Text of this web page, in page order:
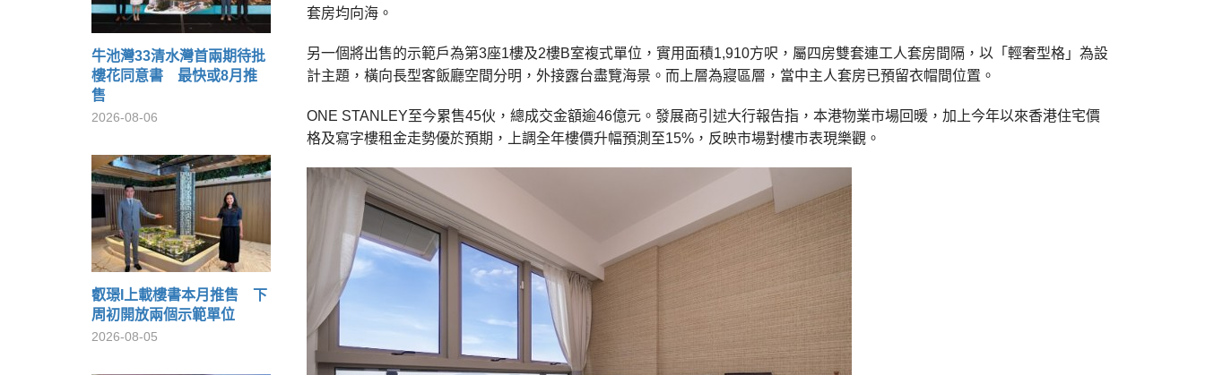
牛池灣33清水灣首兩期待批
樓花同意書 最快或8月推
售
2026-08-06
叡璟I上載樓書本月推售 下
周初開放兩個示範單位
2026-08-05
套房均向海。
另一個將出售的示範戶為第3座1樓及2樓B室複式單位，實用面積1,910方呎，屬四房雙套連工人套房間隔，以「輕奢型格」為設
計主題，橫向長型客飯廳空間分明，外接露台盡覽海景。而上層為寢區層，當中主人套房已預留衣帽間位置。
ONE STANLEY至今累售45伙，總成交金額逾46億元。發展商引述大行報告指，本港物業市場回暖，加上今年以來香港住宅價
格及寫字樓租金走勢優於預期，上調全年樓價升幅預測至15%，反映市場對樓市表現樂觀。